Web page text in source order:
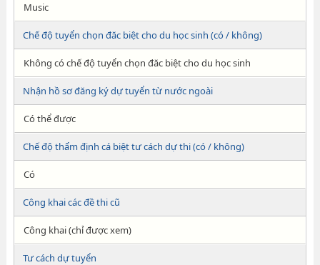
Music
Chế độ tuyển chọn đăc biệt cho du học sinh (có / không)
Không có chế độ tuyển chọn đăc biệt cho du học sinh
Nhận hồ sơ đăng ký dự tuyển từ nước ngoài
Có thể được
Chế độ thẩm định cá biệt tư cách dự thi (có / không)
Có
Công khai các đề thi cũ
Công khai (chỉ được xem)
Tư cách dự tuyển